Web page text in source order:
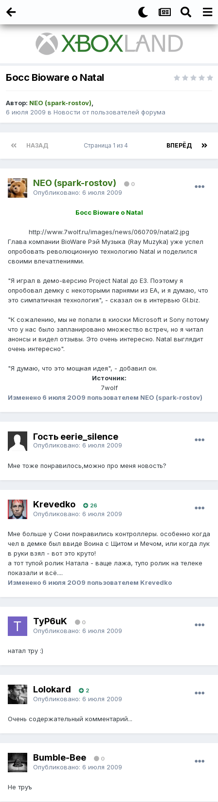
Босс Bioware о Natal
Автор: NEO (spark-rostov),
6 июля 2009 в Новости от пользователей форума
НАЗАД ВПЕРЁД
Страница 1 из 4
NEO (spark-rostov) 0
Опубликовано: 6 июля 2009
Босс Bioware о Natal
http://www.7wolf.ru/images/news/060709/natal2.jpg
Глава компании BioWare Рэй Музыка (Ray Muzyka) уже успел
опробовать революционную технологию Natal и поделился
своими впечатлениями.
"Я играл в демо-версию Project Natal до E3. Поэтому я
опробовал демку с некоторыми парнями из EA, и я думаю, что
это симпатичная технология", - сказал он в интервью GI.biz.
"К сожалению, мы не попали в киоски Microsoft и Sony потому
что у нас было запланировано множество встреч, но я читал
анонсы и видел отзывы. Это очень интересно. Natal выглядит
очень интересно".
"Я думаю, что это мощная идея", - добавил он.
Источник:
7wolf
Изменено 6 июля 2009 пользователем NEO (spark-rostov)
Гость eerie_silence
Опубликовано: 6 июля 2009
Мне тоже понравилось,можно про меня новость?
Krevedko 26
Опубликовано: 6 июля 2009
Мне больше у Сони понравились контроллеры. особенно когда
чел в демке был ввиде Воина с Щитом и Мечом, или когда лук
в руки взял - вот это круто!
а тот тупой ролик Натала - ваще лажа, тупо ролик на телеке
показали и всё....
Изменено 6 июля 2009 пользователем Krevedko
TyP6uK 0
Опубликовано: 6 июля 2009
натал тру :)
Lolokard 2
Опубликовано: 6 июля 2009
Очень содержательный комментарий...
Bumble-Bee 0
Опубликовано: 6 июля 2009
Не труъ